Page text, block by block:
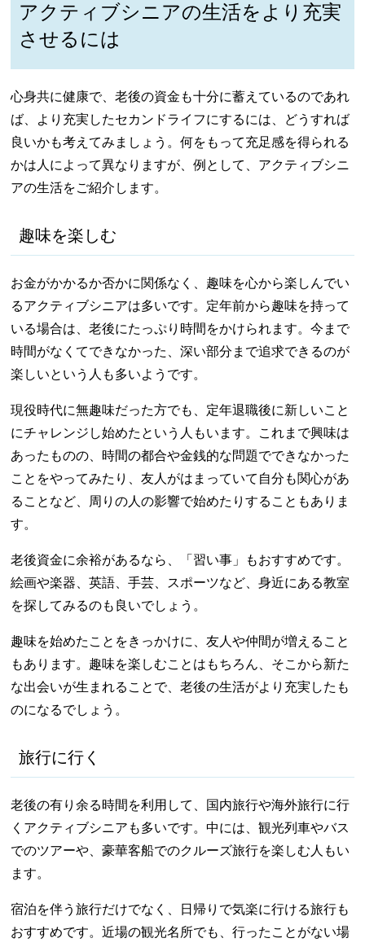
アクティブシニアの生活をより充実
させるには
心身共に健康で、老後の資金も十分に蓄えているのであれ
ば、より充実したセカンドライフにするには、どうすれば
良いかも考えてみましょう。何をもって充足感を得られる
かは人によって異なりますが、例として、アクティブシニ
アの生活をご紹介します。
趣味を楽しむ
お金がかかるか否かに関係なく、趣味を心から楽しんでい
るアクティブシニアは多いです。定年前から趣味を持って
いる場合は、老後にたっぷり時間をかけられます。今まで
時間がなくてできなかった、深い部分まで追求できるのが
楽しいという人も多いようです。
現役時代に無趣味だった方でも、定年退職後に新しいこと
にチャレンジし始めたという人もいます。これまで興味は
あったものの、時間の都合や金銭的な問題でできなかった
ことをやってみたり、友人がはまっていて自分も関心があ
ることなど、周りの人の影響で始めたりすることもありま
す。
老後資金に余裕があるなら、「習い事」もおすすめです。
絵画や楽器、英語、手芸、スポーツなど、身近にある教室
を探してみるのも良いでしょう。
趣味を始めたことをきっかけに、友人や仲間が増えること
もあります。趣味を楽しむことはもちろん、そこから新た
な出会いが生まれることで、老後の生活がより充実したも
のになるでしょう。
旅行に行く
老後の有り余る時間を利用して、国内旅行や海外旅行に行
くアクティブシニアも多いです。中には、観光列車やバス
でのツアーや、豪華客船でのクルーズ旅行を楽しむ人もい
ます。
宿泊を伴う旅行だけでなく、日帰りで気楽に行ける旅行も
おすすめです。近場の観光名所でも、行ったことがない場